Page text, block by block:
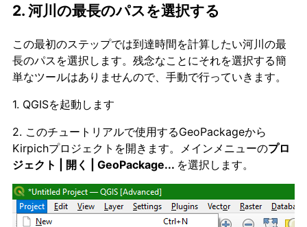
2. 河川の最長のパスを選択する
この最初のステップでは到達時間を計算したい河川の最
長のパスを選択します。残念なことにそれを選択する簡
単なツールはありませんので、手動で行っていきます。
1. QGISを起動します
2. このチュートリアルで使用するGeoPackageから
Kirpichプロジェクトを開きます。メインメニューのプロ
ジェクト | 開く | GeoPackage... を選択します。